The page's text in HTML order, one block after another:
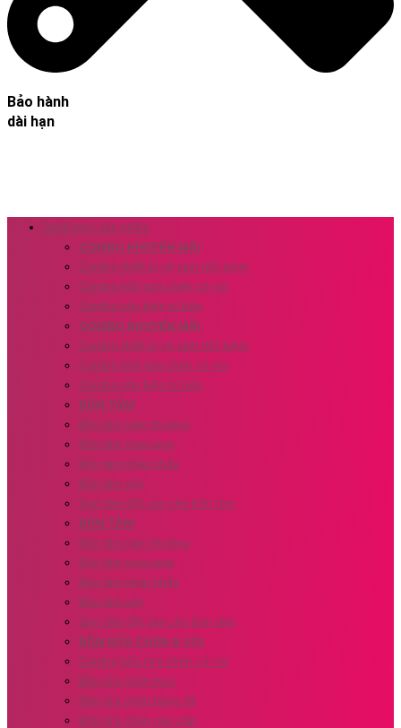
Bảo hành
dài hạn
Danh mục sản phẩm
COMBO KHUYẾN MÃI
Combo thiết bị vệ sinh tiết kiệm
Combo bồn rửa chén có vòi
Combo phụ kiện tủ bếp
COMBO KHUYẾN MÃI
Combo thiết bị vệ sinh tiết kiệm
Combo bồn rửa chén có vòi
Combo phụ kiện tủ bếp
BỒN TẮM
Bồn tắm nằm thường
Bồn tắm massage
Bồn tắm nhập khẩu
Bồn tắm xây
Sen tắm đặt sàn cho bồn tắm
BỒN TẮM
Bồn tắm nằm thường
Bồn tắm massage
Bồn tắm nhập khẩu
Bồn tắm xây
Sen tắm đặt sàn cho bồn tắm
BỒN RỬA CHÉN & VÒI
Combo bồn rửa chén có vòi
Bồn rửa chén Inox
Bồn rửa chén bằng đá
Bồn rửa chén cao cấp